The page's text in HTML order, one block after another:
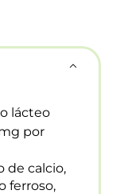
lácteo
por
de calcio,
ferroso,